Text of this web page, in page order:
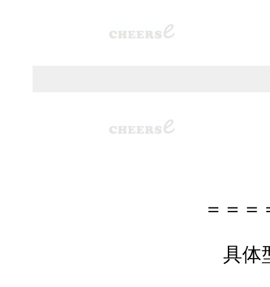
＝＝
具体